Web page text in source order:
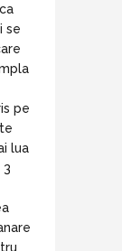
se
pe
lua
3